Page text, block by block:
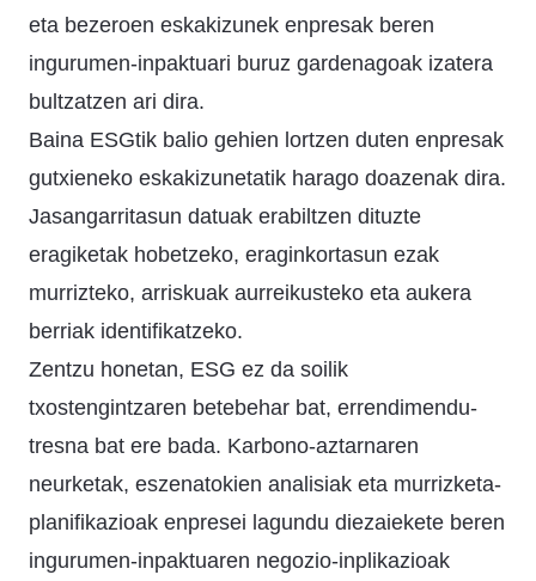
eta bezeroen eskakizunek enpresak beren
ingurumen-inpaktuari buruz gardenagoak izatera
bultzatzen ari dira.
Baina ESGtik balio gehien lortzen duten enpresak
gutxieneko eskakizunetatik harago doazenak dira.
Jasangarritasun datuak erabiltzen dituzte
eragiketak hobetzeko, eraginkortasun ezak
murrizteko, arriskuak aurreikusteko eta aukera
berriak identifikatzeko.
Zentzu honetan, ESG ez da soilik
txostengintzaren betebehar bat, errendimendu-
tresna bat ere bada. Karbono-aztarnaren
neurketak, eszenatokien analisiak eta murrizketa-
planifikazioak enpresei lagundu diezaiekete beren
ingurumen-inpaktuaren negozio-inplikazioak